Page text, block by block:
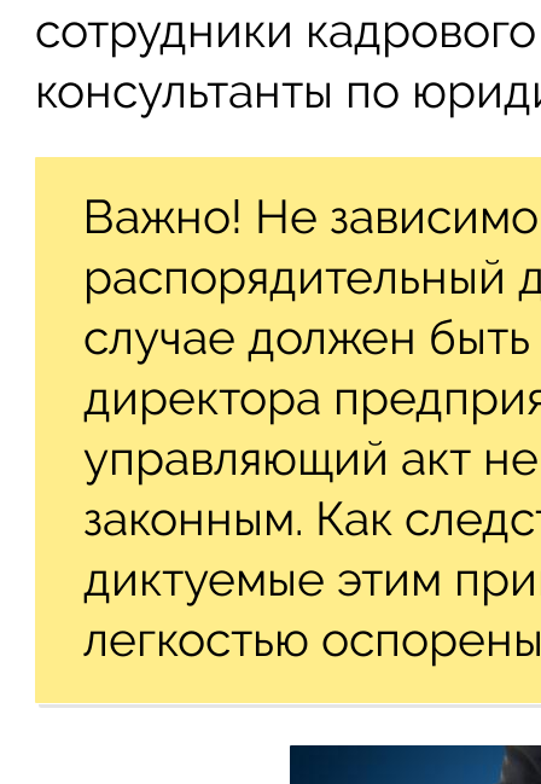
сотрудники
консультанты по
Важно! Не зависимо
распорядительный
случае должен
директора
управляющий акт
законным. Как
диктуемые этим
легкостью